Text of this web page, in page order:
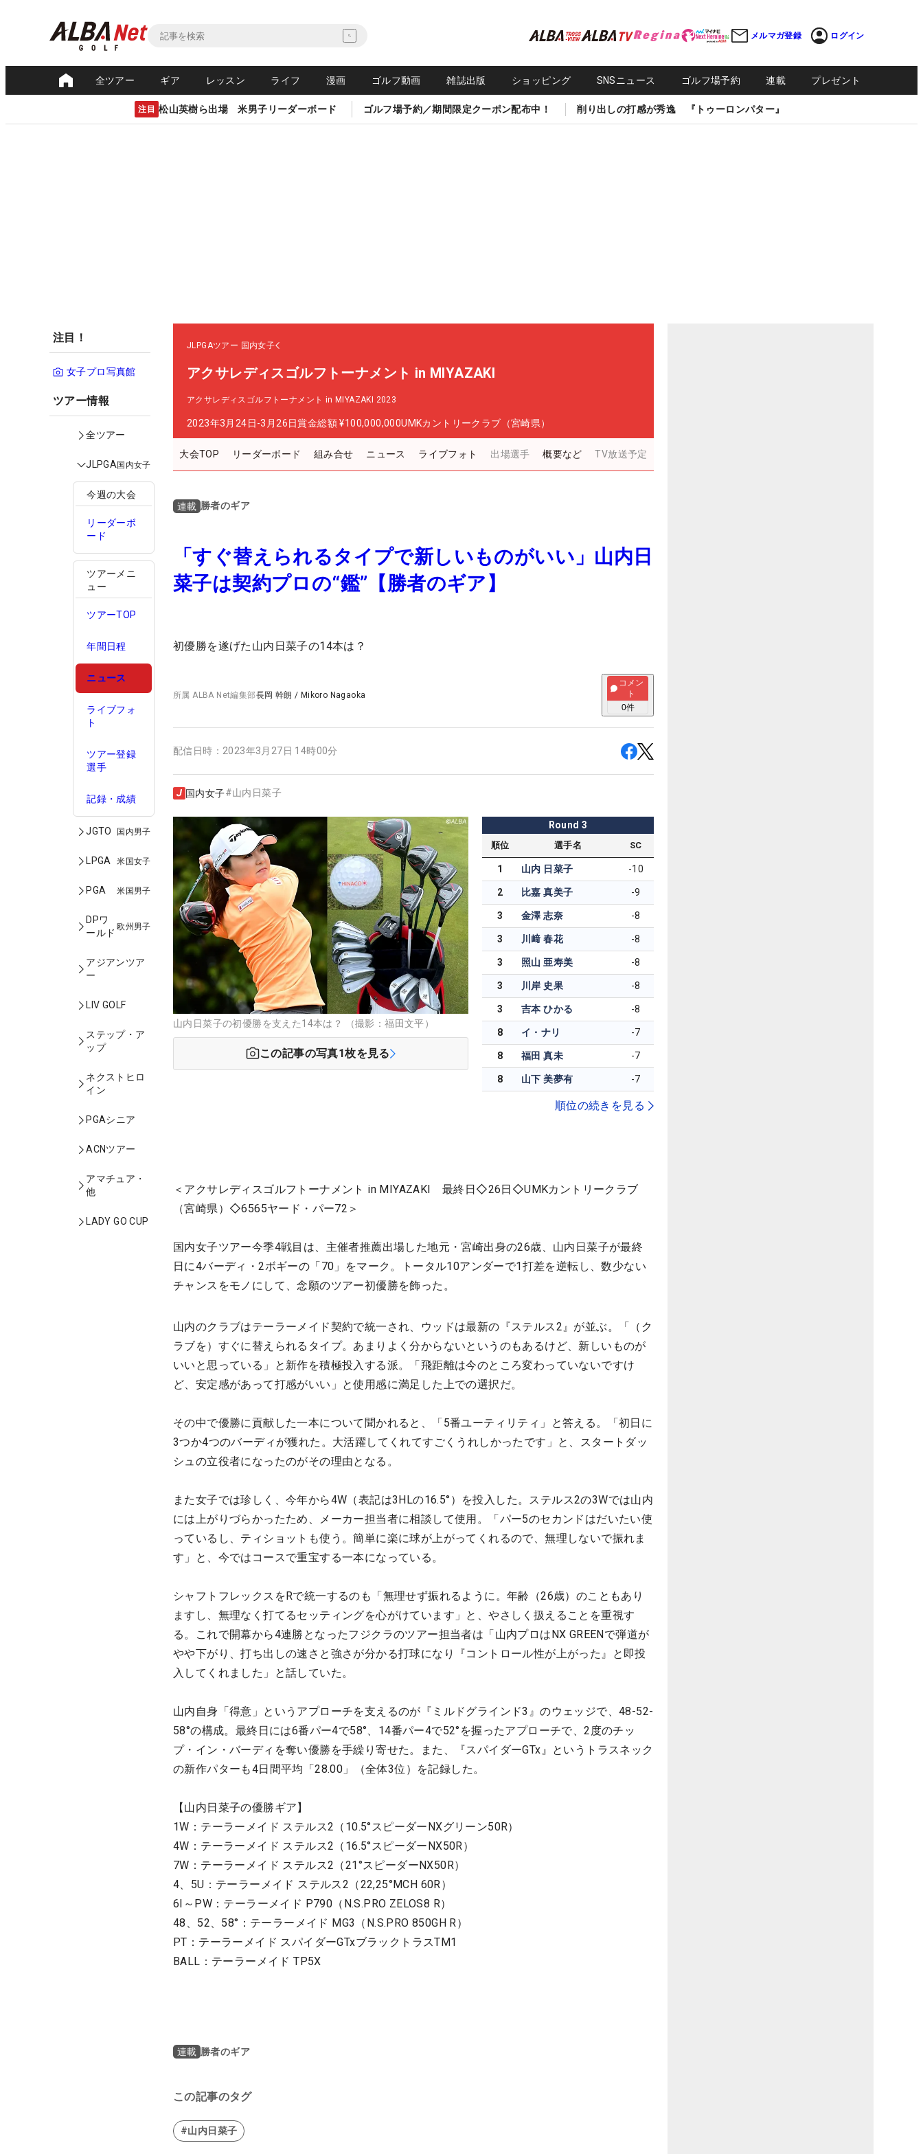
メルマガ登録 ログイン
全ツアー ギア レッスン ライフ 漫画 ゴルフ動画 雑誌出版 ショッピング SNSニュース ゴルフ場予約 連載 プレゼント
注目 松山英樹ら出場 米男子リーダーボード ゴルフ場予約／期間限定クーポン配布中！ 削り出しの打感が秀逸 『トゥーロンパター』
注目！
女子プロ写真館
ツアー情報
全ツアー
JLPGA国内女子
今週の大会
リーダーボ
ード
ツアーメニ
ュー
ツアーTOP
年間日程
ニュース
ライブフォ
ト
ツアー登録
選手
記録・成績
JGTO 国内男子
LPGA 米国女子
PGA 米国男子
DPワ
ールド
欧州男子
アジアンツア
ー
LIV GOLF
ステップ・ア
ップ
ネクストヒロ
イン
PGAシニア
ACNツアー
アマチュア・
他
LADY GO CUP
JLPGAツアー 国内女子
アクサレディスゴルフトーナメント in MIYAZAKI
アクサレディスゴルフトーナメント in MIYAZAKI 2023
2023年3月24日-3月26日賞金総額 ¥100,000,000UMKカントリークラブ（宮崎県）
大会TOP リーダーボード 組み合せ ニュース ライブフォト 出場選手 概要など TV放送予定
連載 勝者のギア
「すぐ替えられるタイプで新しいものがいい」山内日
菜子は契約プロの“鑑”【勝者のギア】
初優勝を遂げた山内日菜子の14本は？
所属ALBA Net編集部長岡 幹朗 / Mikoro Nagaoka
コメン
ト
0件
配信日時： 2023年3月27日 14時00分
国内女子#山内日菜子
山内日菜子の初優勝を支えた14本は？ （撮影：福田文平）
この記事の写真1枚を見る
Round 3
順位 選手名 SC
1 山内 日菜子 -10
2 比嘉 真美子 -9
3 金澤 志奈 -8
3 川﨑 春花 -8
3 照山 亜寿美 -8
3 川岸 史果 -8
3 吉本 ひかる -8
8 イ・ナリ -7
8 福田 真未 -7
8 山下 美夢有 -7
順位の続きを見る
＜アクサレディスゴルフトーナメント in MIYAZAKI 最終日◇26日◇UMKカントリークラブ
（宮崎県）◇6565ヤード・パー72＞
国内女子ツアー今季4戦目は、主催者推薦出場した地元・宮崎出身の26歳、山内日菜子が最終
日に4バーディ・2ボギーの「70」をマーク。トータル10アンダーで1打差を逆転し、数少ない
チャンスをモノにして、念願のツアー初優勝を飾った。
山内のクラブはテーラーメイド契約で統一され、ウッドは最新の『ステルス2』が並ぶ。「（ク
ラブを）すぐに替えられるタイプ。あまりよく分からないというのもあるけど、新しいものが
いいと思っている」と新作を積極投入する派。「飛距離は今のところ変わっていないですけ
ど、安定感があって打感がいい」と使用感に満足した上での選択だ。
その中で優勝に貢献した一本について聞かれると、「5番ユーティリティ」と答える。「初日に
3つか4つのバーディが獲れた。大活躍してくれてすごくうれしかったです」と、スタートダッ
シュの立役者になったのがその理由となる。
また女子では珍しく、今年から4W（表記は3HLの16.5°）を投入した。ステルス2の3Wでは山内
には上がりづらかったため、メーカー担当者に相談して使用。「パー5のセカンドはだいたい使
っているし、ティショットも使う。簡単に楽に球が上がってくれるので、無理しないで振れま
す」と、今ではコースで重宝する一本になっている。
シャフトフレックスをRで統一するのも「無理せず振れるように。年齢（26歳）のこともあり
ますし、無理なく打てるセッティングを心がけています」と、やさしく扱えることを重視す
る。これで開幕から4連勝となったフジクラのツアー担当者は「山内プロはNX GREENで弾道が
やや下がり、打ち出しの速さと強さが分かる打球になり『コントロール性が上がった』と即投
入してくれました」と話していた。
山内自身「得意」というアプローチを支えるのが『ミルドグラインド3』のウェッジで、48-52-
58°の構成。最終日には6番パー4で58°、14番パー4で52°を握ったアプローチで、2度のチッ
プ・イン・バーディを奪い優勝を手繰り寄せた。また、『スパイダーGTx』というトラスネック
の新作パターも4日間平均「28.00」（全体3位）を記録した。
【山内日菜子の優勝ギア】
1W：テーラーメイド ステルス2（10.5°スピーダーNXグリーン50R）
4W：テーラーメイド ステルス2（16.5°スピーダーNX50R）
7W：テーラーメイド ステルス2（21°スピーダーNX50R）
4、5U：テーラーメイド ステルス2（22,25°MCH 60R）
6I～PW：テーラーメイド P790（N.S.PRO ZELOS8 R）
48、52、58°：テーラーメイド MG3（N.S.PRO 850GH R）
PT：テーラーメイド スパイダーGTxブラックトラスTM1
BALL：テーラーメイド TP5X
連載 勝者のギア
この記事のタグ
#山内日菜子